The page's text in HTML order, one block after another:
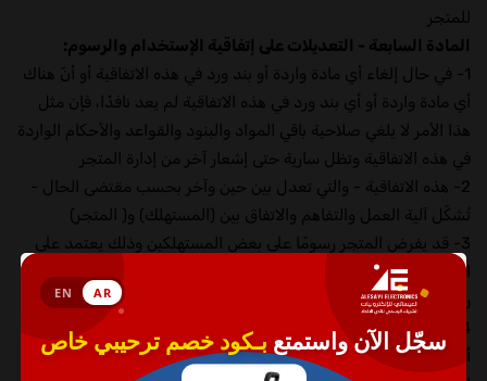
للمتجر
المادة السابعة - التعديلات على إتفاقية الإستخدام والرسوم:
1- في حال إلغاء أي مادة واردة أو بند ورد في ھذه الاتفاقیة أو أنّ ھناك
أي مادة واردة أو أي بند ورد في ھذه الاتفاقیة لم یعد نافذًا، فإن مثل
ھذا الأمر لا يلغي صلاحية باقي المواد والبنود والقواعد والأحكام الواردة
في ھذه الاتفاقية وتظل سارية حتى إشعار آخر من إدارة المتجر
2- ھذه الاتفاقية - والتي تعدل بين حين وآخر بحسب مقتضى الحال -
تُشكّل آلیة العمل والتفاھم والاتفاق بین (المستهلك) و( المتجر)
3- قد يفرض المتجر رسومًا على بعض المستهلكين وذلك يعتمد على
العروض أو المنتجات أو الخدمات التي يطلبونها أو ما تفرضه الدولة من
رسوم أو ضرائب على طبيعة المنتج أو الخدمة.
4- يحتفظ المتجر بحقه في إضافة أو زيادة أو خفض أو خصم أي رسوم
أو نفقات بموجب مواد وبنود وأحكام إتفاقية الإستخدام ، على أي من